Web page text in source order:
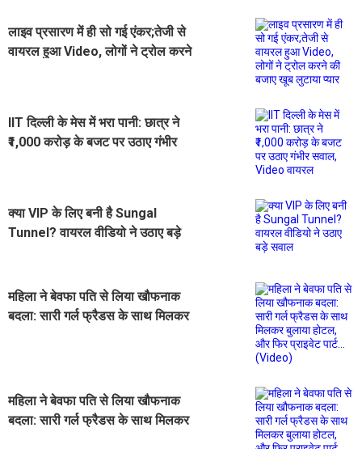
लाइव प्रसारण में ही सो गई एंकर;तेजी से
वायरल हुआ Video, लोगों ने ट्रोल करने
IIT दिल्ली के मेस में भरा पानी: छात्र ने
₹1,000 करोड़ के बजट पर उठाए गंभीर
क्या VIP के लिए बनी है Sungal
Tunnel? वायरल वीडियो ने उठाए बड़े
महिला ने बेवफा पति से लिया खौफनाक
बदला: सारी गर्ल फ्रैडस के साथ मिलकर
महिला ने बेवफा पति से लिया खौफनाक
बदला: सारी गर्ल फ्रैडस के साथ मिलकर